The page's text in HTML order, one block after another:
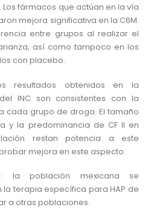
Los fármacos que actúan en la vía
mejora significativa en la C6M.
entre grupos al realizar el
así como tampoco en los
con placebo.
resultados obtenidos en la
INC son consistentes con la
cada grupo de droga. El tamaño
y la predominancia de CF II en
restan potencia a este
mejora en este aspecto.
la población mexicana se
terapia específica para HAP de
a otras poblaciones.